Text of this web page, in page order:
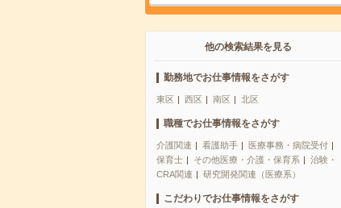
他の検索結果を見る
勤務地でお仕事情報をさがす
東区 西区 南区 北区
職種でお仕事情報をさがす
介護関連 看護助手
医療事務・病院受付
保育士
その他医療・介護・保育系
治験・
CRA関連
研究開発関連（医療系）
こだわりでお仕事情報をさがす